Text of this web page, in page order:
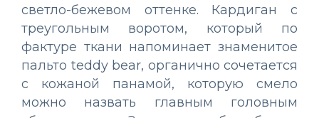
светло-бежевом оттенке. Кардиган с
треугольным воротом, который по
фактуре ткани напоминает знаменитое
пальто teddy bear, органично сочетается
с кожаной панамой, которую смело
можно назвать главным головным